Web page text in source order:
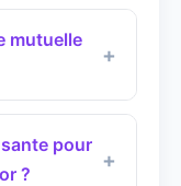
mutuelle
pour
?